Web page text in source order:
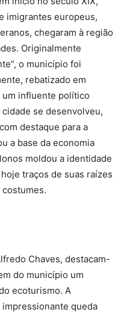
imigrantes europeus,
chegaram à região
Originalmente
o município foi
rebatizado em
um influente político
se desenvolveu,
destaque para a
a base da economia
moldou a identidade
traços de suas raízes
Chaves, destacam-
do município um
ecoturismo. A
queda